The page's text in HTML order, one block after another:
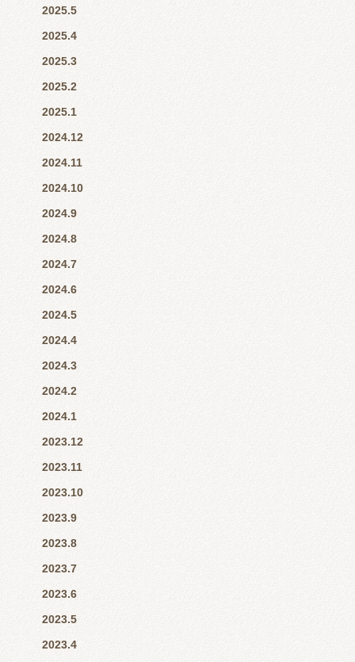
2025.5
2025.4
2025.3
2025.2
2025.1
2024.12
2024.11
2024.10
2024.9
2024.8
2024.7
2024.6
2024.5
2024.4
2024.3
2024.2
2024.1
2023.12
2023.11
2023.10
2023.9
2023.8
2023.7
2023.6
2023.5
2023.4